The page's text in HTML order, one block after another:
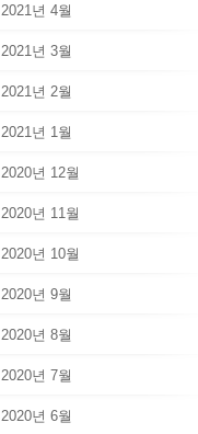
2021년 4월
2021년 3월
2021년 2월
2021년 1월
2020년 12월
2020년 11월
2020년 10월
2020년 9월
2020년 8월
2020년 7월
2020년 6월